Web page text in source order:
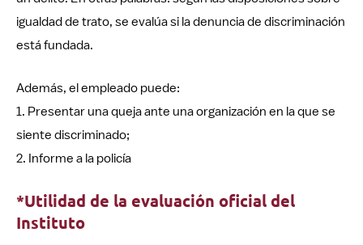
igualdad de trato, se evalúa si la denuncia de discriminación
está fundada.
Además, el empleado puede:
1. Presentar una queja ante una organización en la que se
siente discriminado;
2. Informe a la policía
*Utilidad de la evaluación oficial del
Instituto